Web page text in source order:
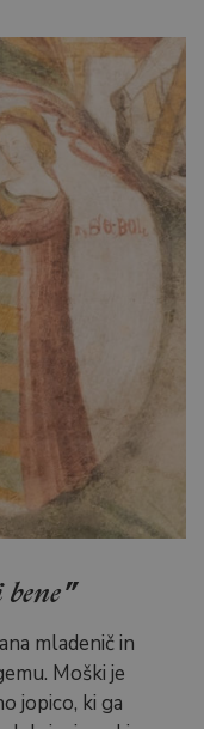
mladenič in
Moški je
jopico, ki ga